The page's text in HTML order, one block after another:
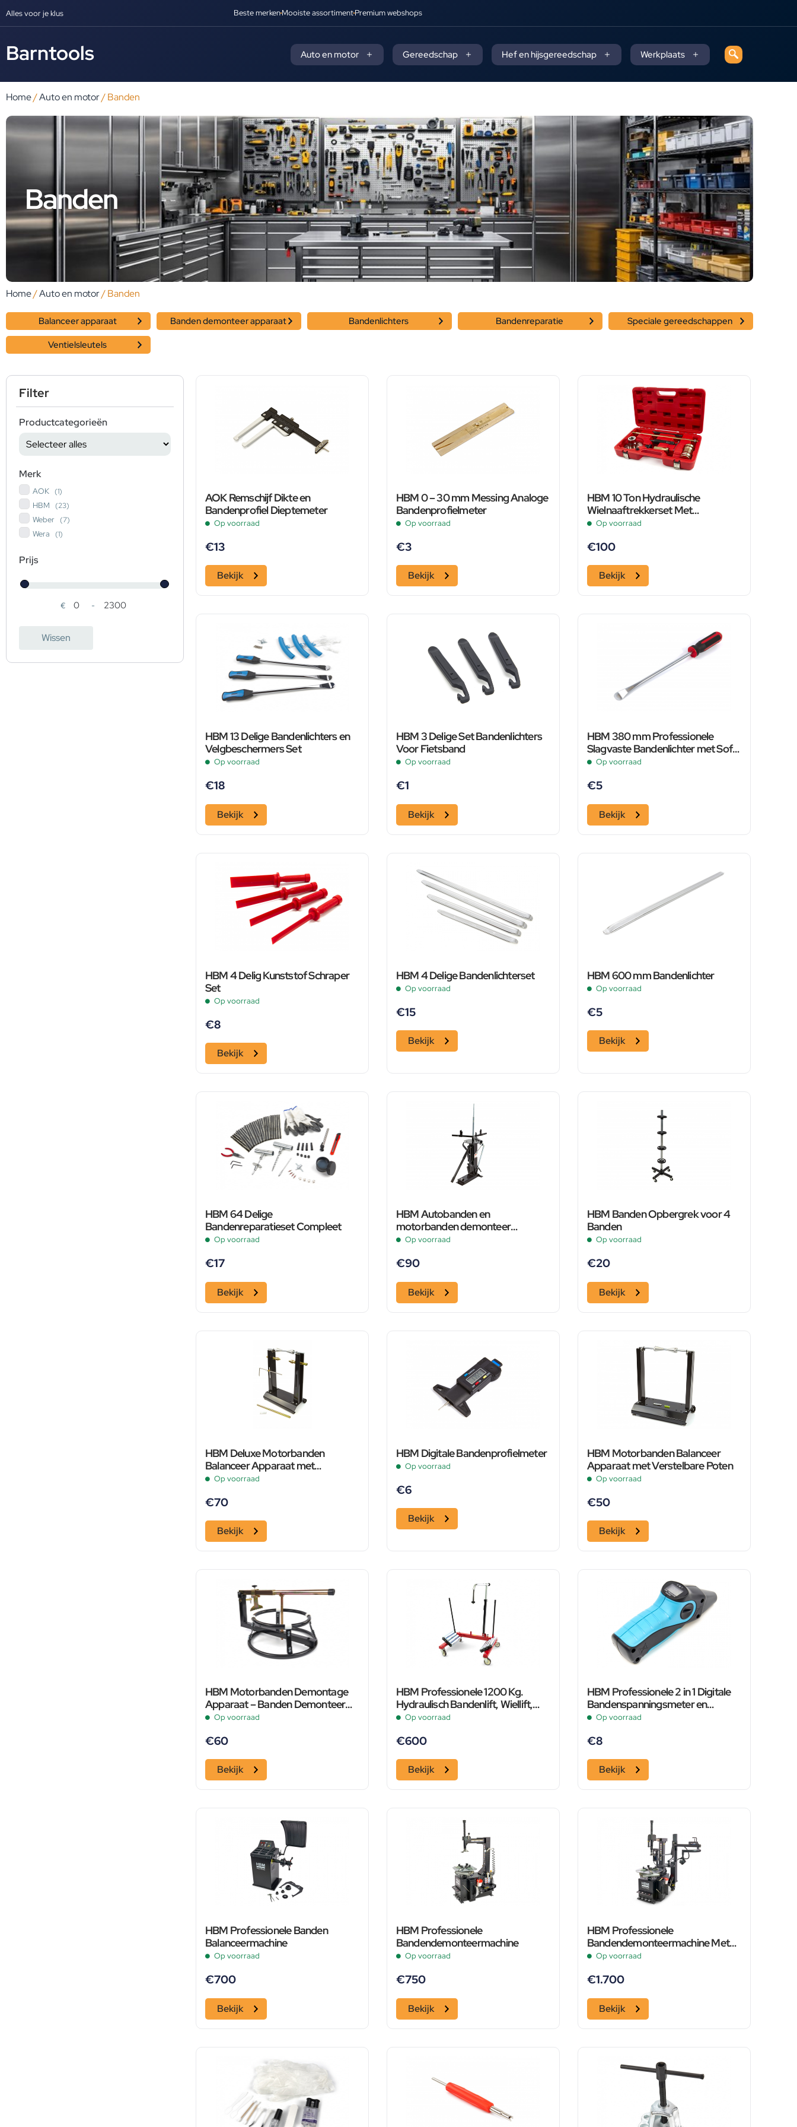
Alles voor je klus Beste merkenMooiste assortimentPremium webshops
Barntools Auto en motor Gereedschap Hef en hijsgereedschap Werkplaats
Home/Auto en motor/ Banden
Banden
Home/Auto en motor/ Banden
Balanceer apparaat Banden demonteer apparaat Bandenlichters Bandenreparatie
Speciale gereedschappen
Ventielsleutels
Filter
Productcategorieën
Merk
AOK (1)
HBM (23)
Weber (7)
Wera (1)
Prijs
€
Minimale prijs
-
Maximale prijs
Wissen
AOK Remschijf Dikte en
Bandenprofiel Dieptemeter
Op voorraad
€13
Bekijk
HBM 0 – 30 mm Messing Analoge
Bandenprofielmeter
Op voorraad
€3
Bekijk
HBM 10 Ton Hydraulische
Wielnaaftrekkerset Met
Salgtrekker
Op voorraad
€100
Bekijk
HBM 13 Delige Bandenlichters en
Velgbeschermers Set
Op voorraad
€18
Bekijk
HBM 3 Delige Set Bandenlichters
Voor Fietsband
Op voorraad
€1
Bekijk
HBM 380 mm Professionele
Slagvaste Bandenlichter met Soft
GripOp voorraad
€5
Bekijk
HBM 4 Delig Kunststof Schraper
Set
Op voorraad
€8
Bekijk
HBM 4 Delige Bandenlichterset
Op voorraad
€15
Bekijk
HBM 600 mm Bandenlichter
Op voorraad
€5
Bekijk
HBM 64 Delige
Bandenreparatieset Compleet
Op voorraad
€17
Bekijk
HBM Autobanden en
motorbanden demonteer
apparaat
Op voorraad
€90
Bekijk
HBM Banden Opbergrek voor 4
Banden
Op voorraad
€20
Bekijk
HBM Deluxe Motorbanden
Balanceer Apparaat met
Verstelbare Poten
Op voorraad
€70
Bekijk
HBM Digitale Bandenprofielmeter
Op voorraad
€6
Bekijk
HBM Motorbanden Balanceer
Apparaat met Verstelbare Poten
Op voorraad
€50
Bekijk
HBM Motorbanden Demontage
Apparaat – Banden Demonteer
Apparaat
Op voorraad
€60
Bekijk
HBM Professionele 1200 Kg.
Hydraulisch Bandenlift, Wiellift,
Bandenwisselaar
Op voorraad
€600
Bekijk
HBM Professionele 2 in 1 Digitale
Bandenspanningsmeter en
Bandenprofielmeter
Op voorraad
€8
Bekijk
HBM Professionele Banden
Balanceermachine
Op voorraad
€700
Bekijk
HBM Professionele
Bandendemonteermachine
Op voorraad
€750
Bekijk
HBM Professionele
Bandendemonteermachine Met
Hulparm
Op voorraad
€1.700
Bekijk